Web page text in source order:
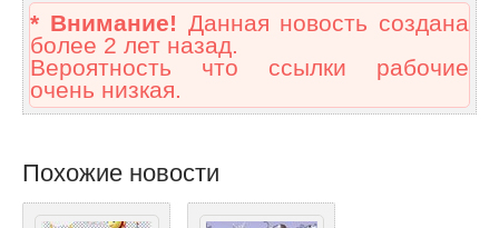
* Внимание! Данная новость создана
более 2 лет назад.
Вероятность что ссылки рабочие
очень низкая.
Похожие новости